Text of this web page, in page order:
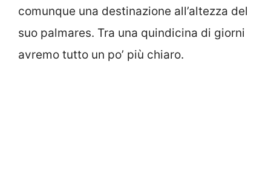
comunque una destinazione all’altezza del
suo palmares. Tra una quindicina di giorni
avremo tutto un po’ più chiaro.